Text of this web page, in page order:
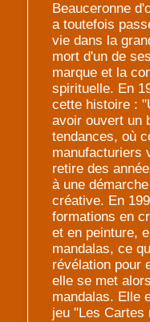
Beauceronne
a toutefois
vie dans la
mort d'un de
marque et la
spirituelle. En
cette histoire :
avoir ouvert un
tendances, où
manufacturiers
retire des
à une
créative. En
formations en
et en peinture,
mandalas, ce
révélation pour
elle se met
mandalas. Elle
jeu "Les Cartes